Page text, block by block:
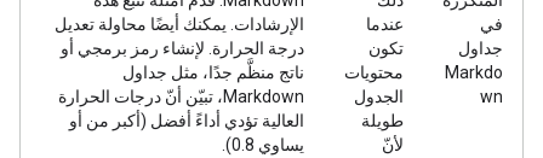
في
جداول
Markdo
wn
عندما
تكون
محتويات
الجدول
طويلة
لأنّ
الإرشادات. يمكنك أيضًا محاولة تعديل
درجة الحرارة. لإنشاء رمز برمجي أو
ناتج منظَّم جدًا، مثل جداول
Markdown، تبيّن أنّ درجات الحرارة
العالية تؤدي أداءً أفضل (أكبر من أو
يساوي 0.8).